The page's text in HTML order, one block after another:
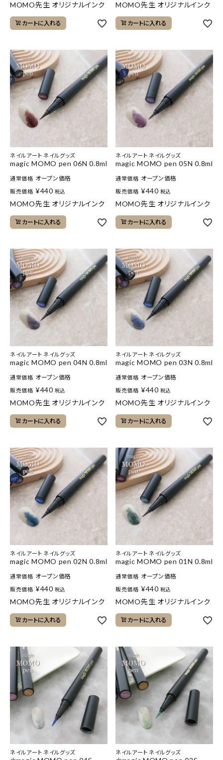
MOMO先生 オリジナルインク
カートに入れる
MOMO先生 オリジナルインク
カートに入れる
ネイルアート ネイルグッズ
magic MOMO pen 06N 0.8ml
通常価格 オープン価格
販売価格 ¥440 税込
MOMO先生 オリジナルインク
カートに入れる
ネイルアート ネイルグッズ
magic MOMO pen 05N 0.8ml
通常価格 オープン価格
販売価格 ¥440 税込
MOMO先生 オリジナルインク
カートに入れる
ネイルアート ネイルグッズ
magic MOMO pen 04N 0.8ml
通常価格 オープン価格
販売価格 ¥440 税込
MOMO先生 オリジナルインク
カートに入れる
ネイルアート ネイルグッズ
magic MOMO pen 03N 0.8ml
通常価格 オープン価格
販売価格 ¥440 税込
MOMO先生 オリジナルインク
カートに入れる
ネイルアート ネイルグッズ
magic MOMO pen 02N 0.8ml
通常価格 オープン価格
販売価格 ¥440 税込
MOMO先生 オリジナルインク
カートに入れる
ネイルアート ネイルグッズ
magic MOMO pen 01N 0.8ml
通常価格 オープン価格
販売価格 ¥440 税込
MOMO先生 オリジナルインク
カートに入れる
ネイルアート ネイルグッズ ネイルアート ネイルグッズ